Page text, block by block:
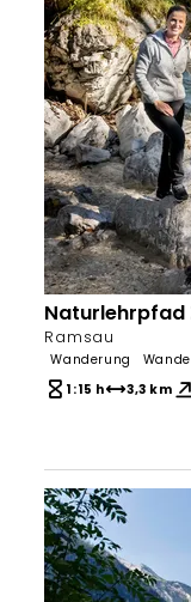
Tourenportal
Naturlehrpfad
Ramsau
Wanderung
1:15 h
3,3 km